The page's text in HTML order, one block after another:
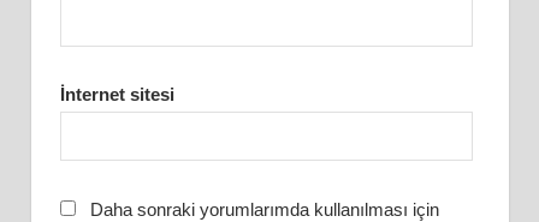
İnternet sitesi
Daha sonraki yorumlarımda kullanılması için